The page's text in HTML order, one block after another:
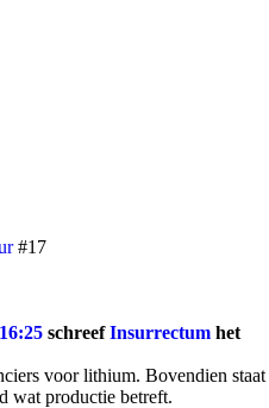
#17
schreefInsurrectum het
voor lithium. Bovendien staat
wat productie betreft.